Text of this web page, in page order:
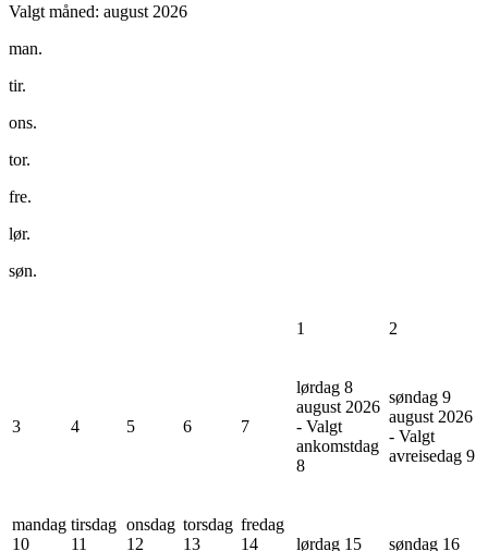
Valgt måned: august 2026
man.
tir.
ons.
tor.
fre.
lør.
søn.
1 2
3 4 5 6 7
lørdag 8
august 2026
- Valgt
ankomstdag
8
søndag 9
august 2026
- Valgt
avreisedag 9
mandag
10
tirsdag
11
onsdag
12
torsdag
13
fredag
14
lørdag 15 søndag 16